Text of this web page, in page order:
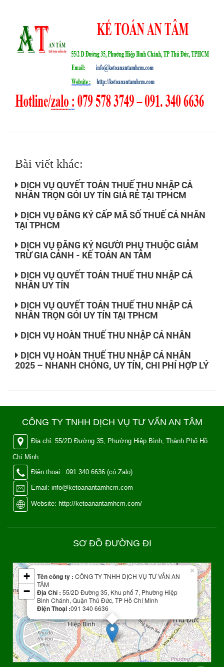
Bài viết khác:
DỊCH VỤ QUYẾT TOÁN THUẾ THU NHẬP CÁ
NHÂN TRỌN GÓI UY TÍN GIÁ RẺ TẠI TPHCM
DỊCH VỤ ĐĂNG KÝ CẤP MÃ SỐ THUẾ CÁ NHÂN
TẠI TPHCM
DỊCH VỤ ĐĂNG KÝ NGƯỜI PHỤ THUỘC GIẢM
TRỪ GIA CẢNH - KẾ TOÁN AN TÂM
DỊCH VỤ QUYẾT TOÁN THUẾ THU NHẬP CÁ
NHÂN UY TÍN
DỊCH VỤ QUYẾT TOÁN THUẾ THU NHẬP CÁ
NHÂN TRỌN GÓI UY TÍN TẠI TPHCM
DỊCH VỤ HOÀN THUẾ THU NHẬP CÁ NHÂN
DỊCH VỤ HOÀN THUẾ THU NHẬP CÁ NHÂN
2025 – NHANH CHÓNG, UY TÍN, CHI PHÍ HỢP LÝ
CÔNG TY TNHH DỊCH VỤ TƯ VẤN AN TÂM
Địa chỉ: 55/2D Đường 35, Phường Hiệp Bình, Thành Phố Hồ
Chí Minh
Điện thoại: 091 340 6636 (có Zalo)
Email: info@ketoanantamhcm.com
Website: http://ketoanantamhcm.com/
SƠ ĐỒ ĐƯỜNG ĐI
Tên công ty : CÔNG TY TNHH DỊCH VỤ TƯ VẤN AN
TÂM
Địa Chỉ : 55/2D Đường 35, Khu phố 7, Phường Hiệp
Bình Chánh, Quận Thủ Đức, TP Hồ Chí Minh
Điện Thoại :091 340 6636
×
+
−